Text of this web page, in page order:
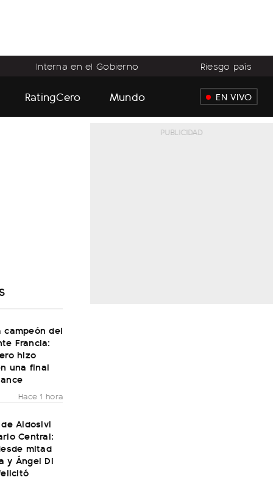
Interna en el Gobierno Riesgo país
RatingCero Mundo EN VIVO
campeón del
Francia:
hizo
una final
Hace 1 hora
Aldosivi
Central:
mitad
y Ángel Di